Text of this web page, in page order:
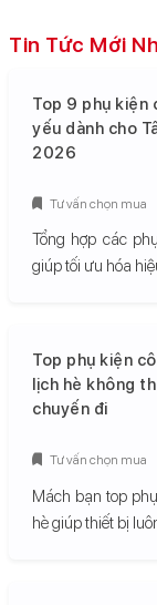
Tin Tức Mới
Top 9 phụ kiện
yếu dành cho
2026
Tổng hợp các
giúp tối ưu hóa
Tư vấn chọn mua
Top phụ kiện
lịch hè không
chuyến đi
Mách bạn top
hè giúp thiết bị
Tư vấn chọn mua